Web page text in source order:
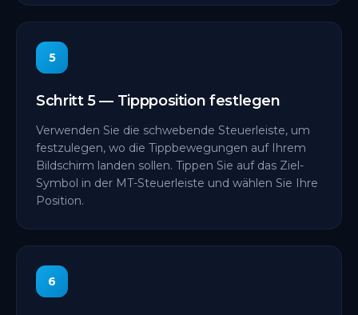
5
Schritt 5 — Tippposition festlegen
Verwenden Sie die schwebende Steuerleiste, um
festzulegen, wo die Tippbewegungen auf Ihrem
Bildschirm landen sollen. Tippen Sie auf das Ziel-
Symbol in der MT-Steuerleiste und wählen Sie Ihre
Position.
6